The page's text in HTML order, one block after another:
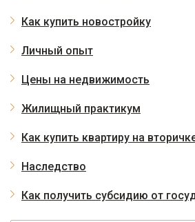
Как купить новостройку
Личный опыт
Цены на недвижимость
Жилищный практикум
Как купить квартиру на
Наследство
Как получить субсидию от